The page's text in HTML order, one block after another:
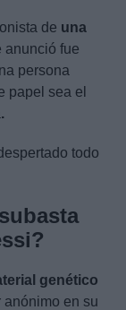
de una
anunció fue
persona
papel sea el
.
todo
genético
anónimo en su